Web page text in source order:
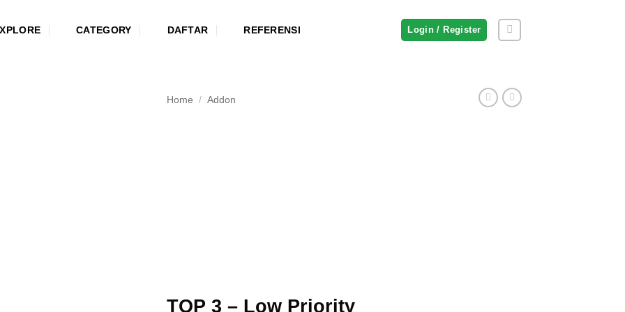
CATEGORY DAFTAR REFERENSI Login / Register
Home / Addon
TOP 3 – Low Priority